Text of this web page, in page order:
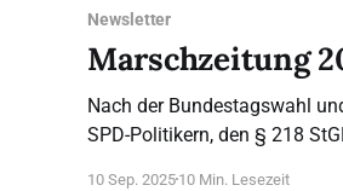
Newsletter
Marschzeitung
Nach der Bundestagswahl
SPD-Politikern, den § 218
10 Sep. 2025 10 Min. Lesezeit